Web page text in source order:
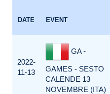
DATE EVENT
2022-
11-13
GA -
GAMES - SESTO
CALENDE 13
NOVEMBRE (ITA)